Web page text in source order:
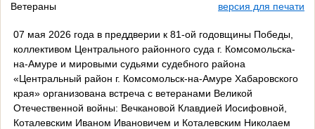
Ветераны
версия для печати
07 мая 2026 года в преддверии к 81-ой годовщины Победы,
коллективом Центрального районного суда г. Комсомольска-
на-Амуре и мировыми судьями судебного района
«Центральный район г. Комсомольск-на-Амуре Хабаровского
края» организована встреча с ветеранами Великой
Отечественной войны: Вечкановой Клавдией Иосифовной,
Коталевским Иваном Ивановичем и Коталевским Николаем